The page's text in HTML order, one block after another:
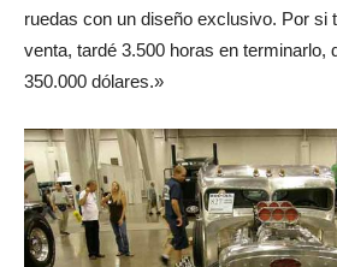
ruedas con un diseño exclusivo. Por si
venta, tardé 3.500 horas en terminarlo,
350.000 dólares.»